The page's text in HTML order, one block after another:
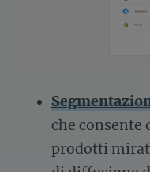
che consente
prodotti